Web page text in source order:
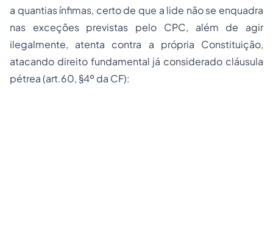
a quantias ínfimas, certo de que a lide não se enquadra
nas exceções previstas pelo CPC, além de agir
ilegalmente, atenta contra a própria Constituição,
atacando direito fundamental já considerado cláusula
pétrea (art.60, §4º da CF):